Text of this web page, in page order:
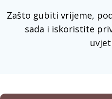
Zašto gubiti vrijeme,
sada i iskoristite